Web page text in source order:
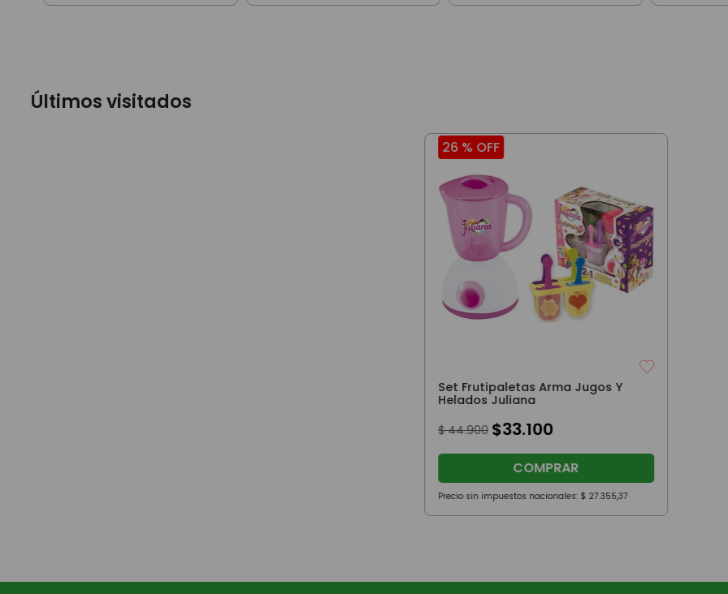
Últimos visitados
26 %OFF
Set Frutipaletas Arma Jugos Y
Helados Juliana
$ 44.900 $33.100
COMPRAR
Precio sin impuestos nacionales: $ 27.355,37